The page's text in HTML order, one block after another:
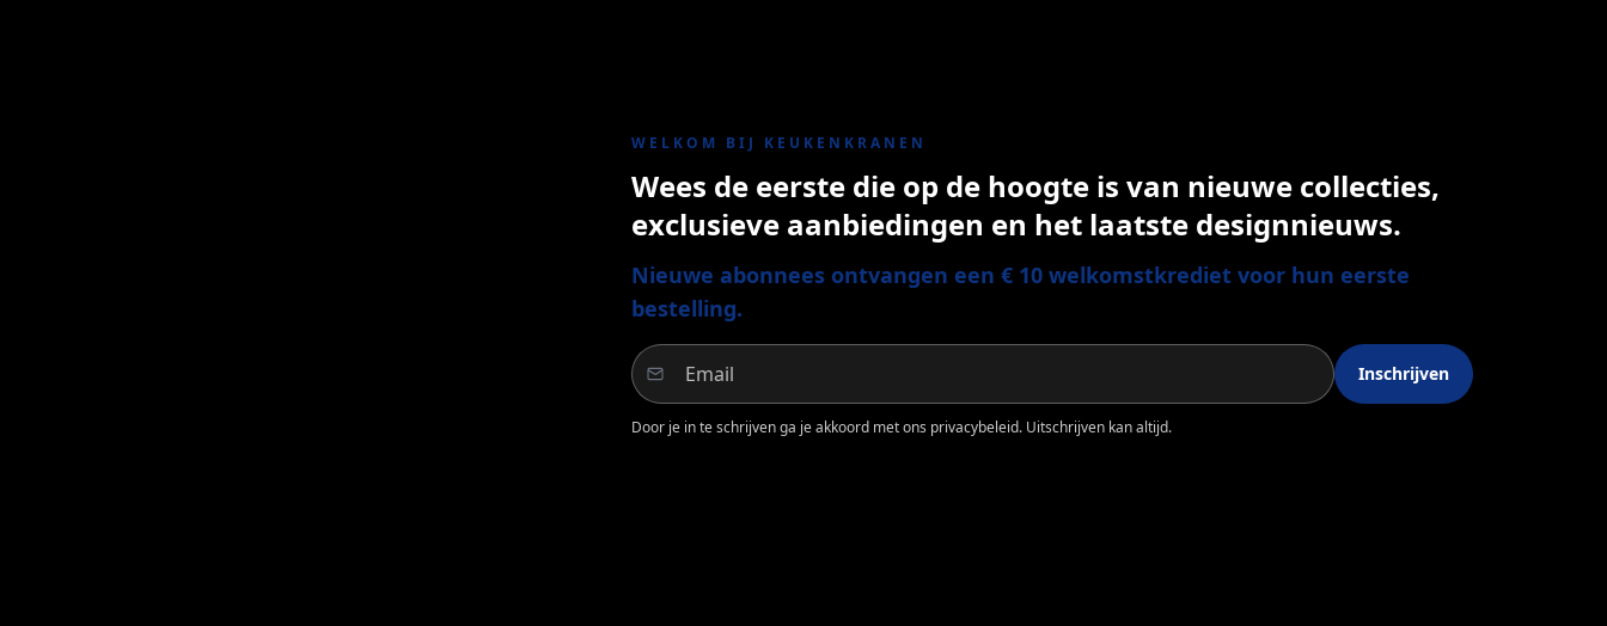
WELKOM BIJ KEUKENKRANEN
Wees de eerste die op de hoogte is van nieuwe collecties,
exclusieve aanbiedingen en het laatste designnieuws.
Nieuwe abonnees ontvangen een € 10 welkomstkrediet voor hun eerste
bestelling.
Inschrijven
Door je in te schrijven ga je akkoord met ons privacybeleid. Uitschrijven kan altijd.